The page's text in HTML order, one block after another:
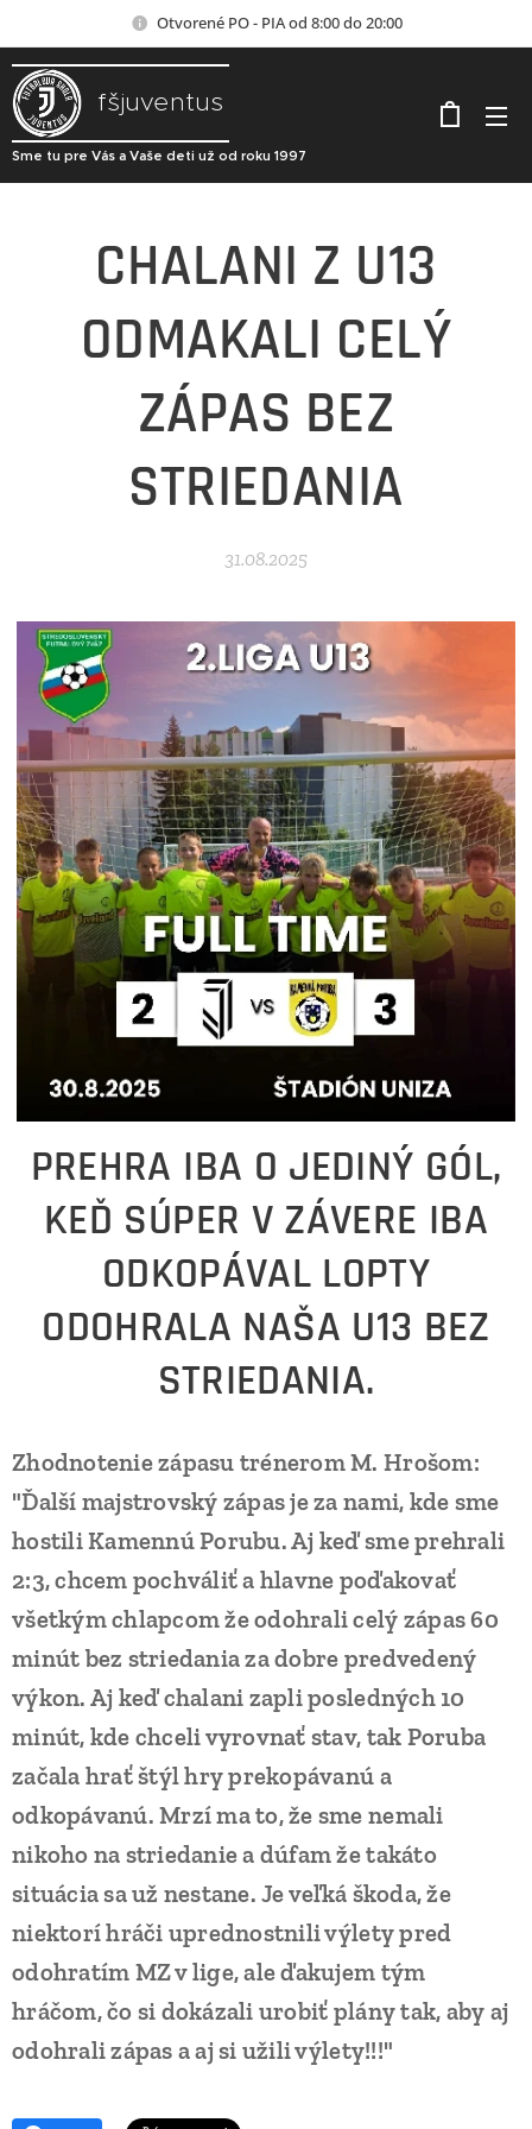
Otvorené PO - PIA od 8:00 do 20:00
fšjuventus
Sme tu pre Vás a Vaše deti už od roku 1997
CHALANI Z U13
ODMAKALI CELÝ
ZÁPAS BEZ
STRIEDANIA
31.08.2025
PREHRA IBA O JEDINÝ GÓL,
KEĎ SÚPER V ZÁVERE IBA
ODKOPÁVAL LOPTY
ODOHRALA NAŠA U13 BEZ
STRIEDANIA.
Zhodnotenie zápasu trénerom M. Hrošom:
"Ďalší majstrovský zápas je za nami, kde sme
hostili Kamennú Porubu. Aj keď sme prehrali
2:3, chcem pochváliť a hlavne poďakovať
všetkým chlapcom že odohrali celý zápas 60
minút bez striedania za dobre predvedený
výkon. Aj keď chalani zapli posledných 10
minút, kde chceli vyrovnať stav, tak Poruba
začala hrať štýl hry prekopávanú a
odkopávanú. Mrzí ma to, že sme nemali
nikoho na striedanie a dúfam že takáto
situácia sa už nestane. Je veľká škoda, že
niektorí hráči uprednostnili výlety pred
odohratím MZ v lige, ale ďakujem tým
hráčom, čo si dokázali urobiť plány tak, aby aj
odohrali zápas a aj si užili výlety!!!"